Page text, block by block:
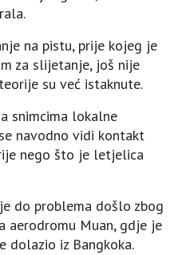
na pistu, prije kojeg je
za slijetanje, još nije
su već istaknute.
snimcima lokalne
navodno vidi kontakt
nego što je letjelica
do problema došlo zbog
aerodromu Muan, gdje je
iz Bangkoka.